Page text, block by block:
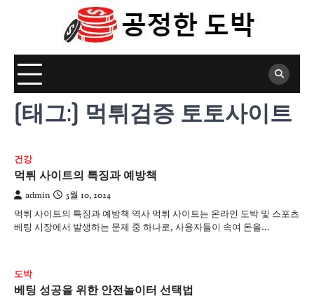
[태그:] 먹튀검증 토토사이트
건강
먹튀 사이트의 특징과 예방책
admin
5월 10, 2024
먹튀 사이트의 특징과 예방책 역사 먹튀 사이트는 온라인 도박 및 스포츠
베팅 시장에서 발생하는 문제 중 하나로, 사용자들이 속여 돈을…
도박
베팅 성공을 위한 안전놀이터 선택법